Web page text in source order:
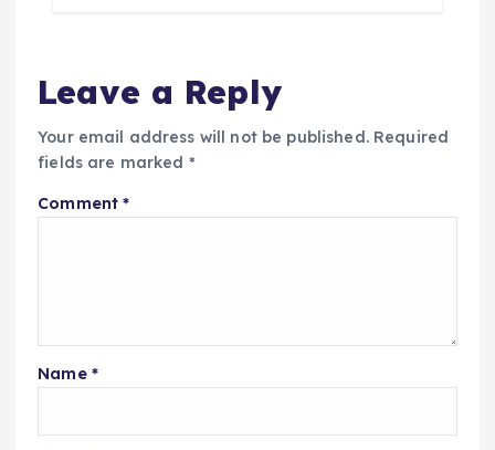
Leave a Reply
Your email address will not be published. Required
fields are marked *
Comment*
Name *